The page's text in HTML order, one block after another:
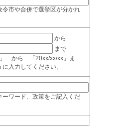
市や合併で選挙区が分かれ
から
まで
から 「20xx/xx/xx」ま
入力してください。
ワード、政策をご記入くだ